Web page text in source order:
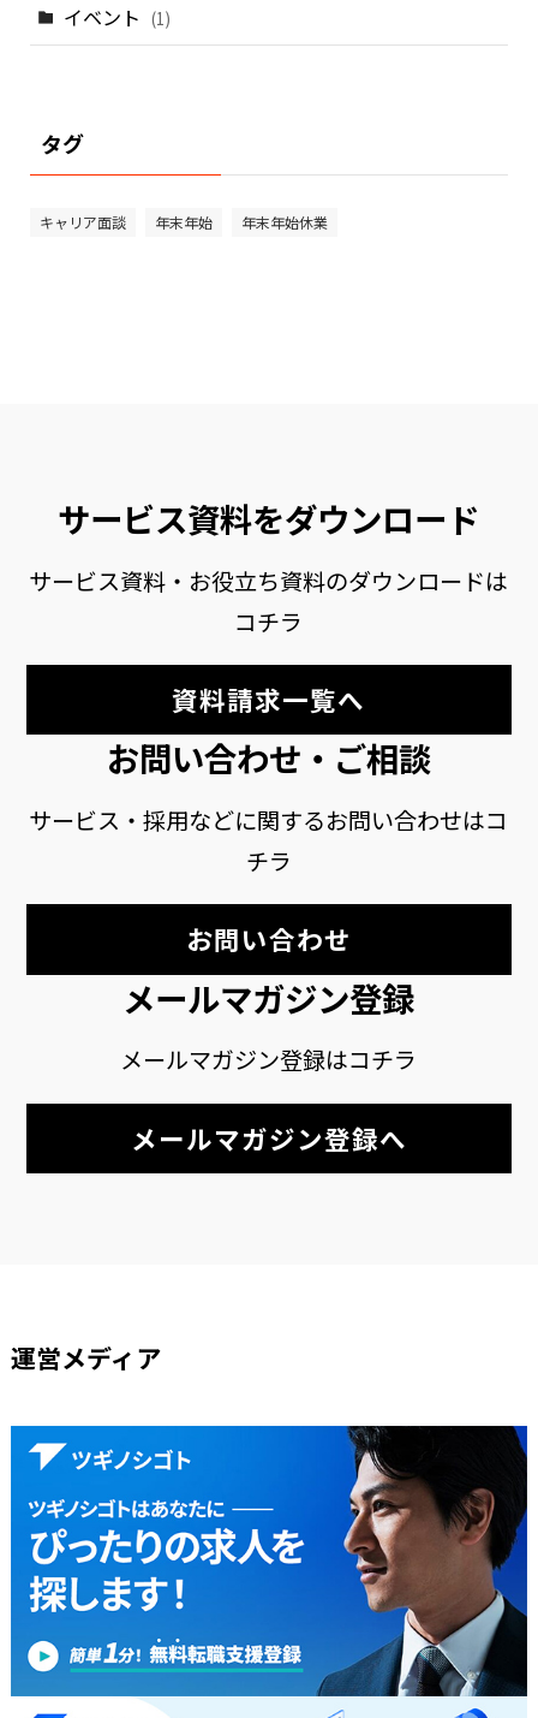
イベント (1)
タグ
キャリア面談 年末年始 年末年始休業
サービス資料をダウンロード
サービス資料・お役立ち資料のダウンロードは
コチラ
資料請求一覧へ
お問い合わせ・ご相談
サービス・採用などに関するお問い合わせはコ
チラ
お問い合わせ
メールマガジン登録
メールマガジン登録はコチラ
メールマガジン登録へ
運営メディア